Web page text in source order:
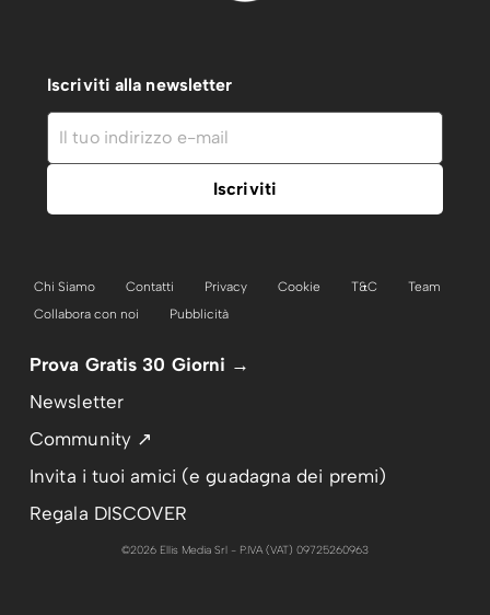
Iscriviti alla newsletter
Chi Siamo Contatti Privacy Cookie T&C
Team
Collabora con noi
Pubblicità
Prova Gratis 30 Giorni →
Newsletter
Community ↗
Invita i tuoi amici (e guadagna dei premi)
Regala DISCOVER
©2026 Ellis Media Srl - P.IVA (VAT) 09725260963